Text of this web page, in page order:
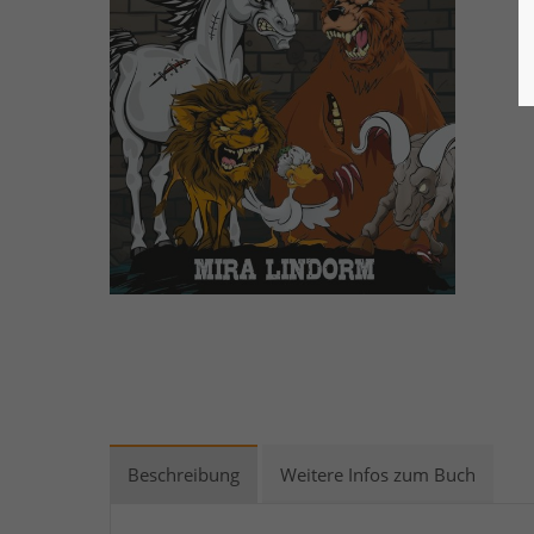
Beschreibung Weitere Infos zum Buch